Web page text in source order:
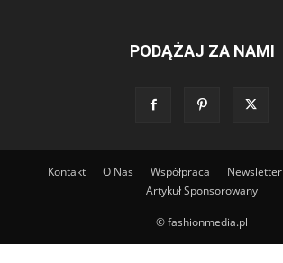
PODĄŻAJ ZA NAMI
Kontakt O Nas Współpraca Newsletter
Artykuł Sponsorowany
© fashionmedia.pl